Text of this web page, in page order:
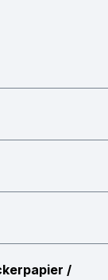
/